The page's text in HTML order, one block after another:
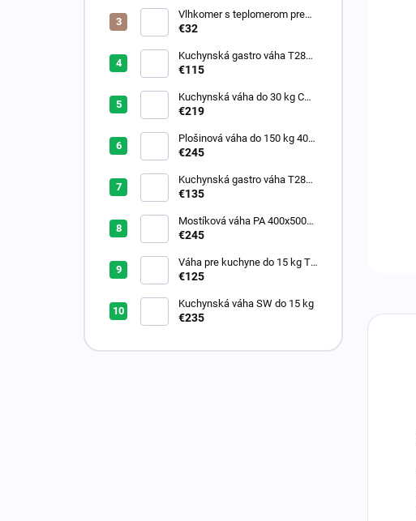
Vlhkomer s teplomerom pre
chladený sklad-kalibrovaný
€32
Kuchynská gastro váha T28
do 15 kg
€115
Kuchynská váha do 30 kg CAS
SW 2
€219
Plošinová váha do 150 kg 400
x 500
€245
Kuchynská gastro váha T28
Dual do 6 kg
€135
Mostíková váha PA 400x500
do 30/60 kg
€245
Váha pre kuchyne do 15 kg T-
Scale T28 dual
€125
Kuchynská váha SW do 15 kg
€235